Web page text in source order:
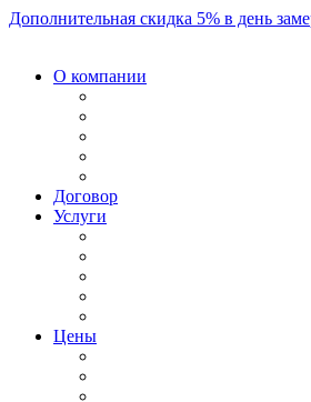
Дополнительная скидка 5% в день
О компании
Договор
Услуги
Цены